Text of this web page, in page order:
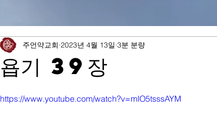
욥기 39장
주언약교회 2023년 4월 13일 3분 분량
https://www.youtube.com/watch?v=mIO5tsssAYM